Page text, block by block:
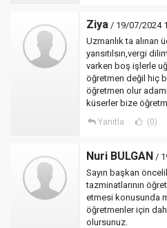
Ziya / 19/07/2024
Uzmanlık ta alınan
yansıtılsın,vergi
varken boş işlerle
öğretmen değil hiç
öğretmen olur
küserler bize
Yanıtla (0)
Nuri BULGAN /
Sayın başkan
tazminatlarının
etmesi konusunda
öğretmenler için
olursunuz.